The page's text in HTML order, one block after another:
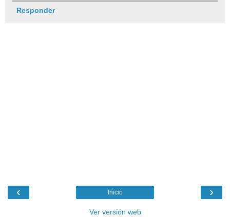
Responder
‹ ›
Inicio
Ver versión web